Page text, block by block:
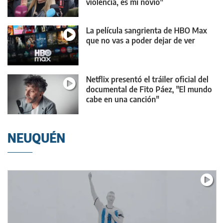
La película sangrienta de HBO Max
que no vas a poder dejar de ver
Netflix presentó el tráiler oficial del
documental de Fito Páez, "El mundo
cabe en una canción"
NEUQUÉN